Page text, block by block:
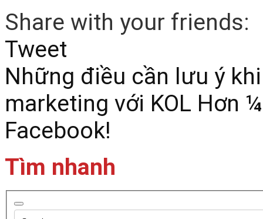
Share with your friends:
Tweet
Những điều cần lưu ý
marketing với KOL Hơn
Facebook!
Tìm nhanh